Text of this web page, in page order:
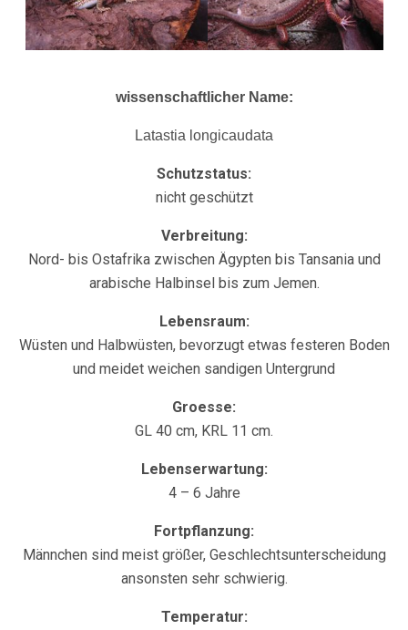
wissenschaftlicher Name:
Latastia longicaudata
Schutzstatus:
nicht geschützt
Verbreitung:
Nord- bis Ostafrika zwischen Ägypten bis Tansania und
arabische Halbinsel bis zum Jemen.
Lebensraum:
Wüsten und Halbwüsten, bevorzugt etwas festeren Boden
und meidet weichen sandigen Untergrund
Groesse:
GL 40 cm, KRL 11 cm.
Lebenserwartung:
4 – 6 Jahre
Fortpflanzung:
Männchen sind meist größer, Geschlechtsunterscheidung
ansonsten sehr schwierig.
Temperatur: